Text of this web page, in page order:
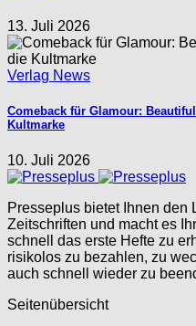
13. Juli 2026
Verlag News
Comeback für Glamour:
Kultmarke
10. Juli 2026
Presseplus bietet Ihnen den
Zeitschriften und macht es
schnell das erste Hefte zu
risikolos zu bezahlen, zu
auch schnell wieder zu
Seitenübersicht